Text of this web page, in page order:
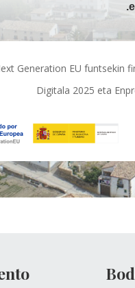
Generation EU funtsekin
Digitala 2025 eta